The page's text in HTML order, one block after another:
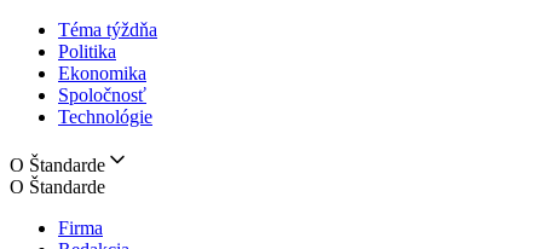
Téma týždňa
Politika
Ekonomika
Spoločnosť
Technológie
O Štandarde
O Štandarde
Firma